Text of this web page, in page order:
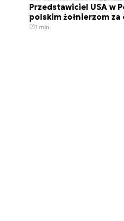
Przedstawiciel USA w
polskim żołnierzom
1 min.